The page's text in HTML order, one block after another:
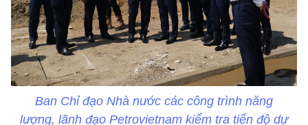
Ban Chỉ đạo Nhà nước các công trình năng
lượng, lãnh đạo Petrovietnam kiểm tra tiến độ dự